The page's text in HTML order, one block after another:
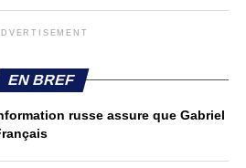
EN BREF
russe assure que Gabriel